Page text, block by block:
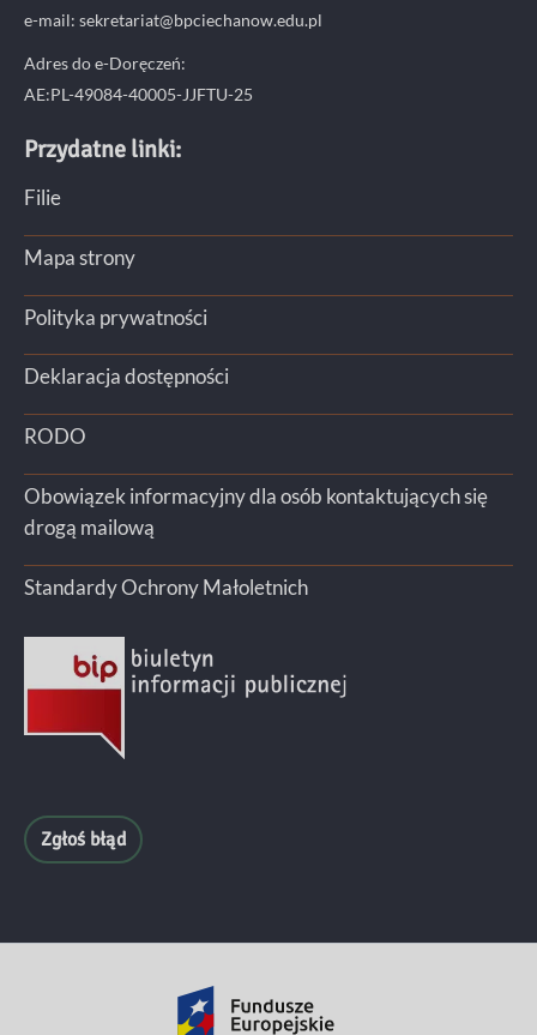
e-mail: sekretariat@bpciechanow.edu.pl
Adres do e-Doręczeń:
AE:PL-49084-40005-JJFTU-25
Przydatne linki:
Filie
Mapa strony
Polityka prywatności
Deklaracja dostępności
RODO
Obowiązek informacyjny dla osób kontaktujących się
drogą mailową
Standardy Ochrony Małoletnich
Zgłoś błąd